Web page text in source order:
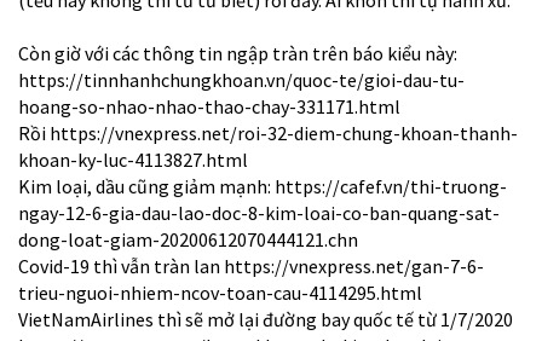
Còn giờ với các thông tin ngập tràn trên báo kiểu này:
https://tinnhanhchungkhoan.vn/quoc-te/gioi-dau-tu-
hoang-so-nhao-nhao-thao-chay-331171.html
Rồi https://vnexpress.net/roi-32-diem-chung-khoan-thanh-
khoan-ky-luc-4113827.html
Kim loại, dầu cũng giảm mạnh: https://cafef.vn/thi-truong-
ngay-12-6-gia-dau-lao-doc-8-kim-loai-co-ban-quang-sat-
dong-loat-giam-20200612070444121.chn
Covid-19 thì vẫn tràn lan https://vnexpress.net/gan-7-6-
trieu-nguoi-nhiem-ncov-toan-cau-4114295.html
VietNamAirlines thì sẽ mở lại đường bay quốc tế từ 1/7/2020